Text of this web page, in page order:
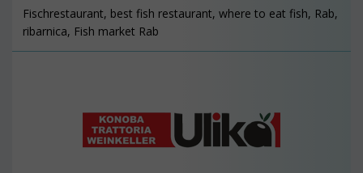
Fischrestaurant, best fish restaurant, where to eat fish, Rab,
ribarnica, Fish market Rab